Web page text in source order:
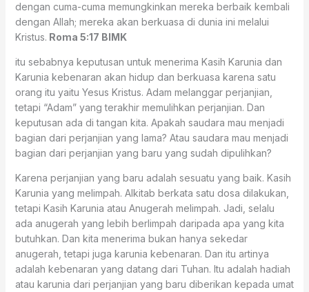
dengan cuma-cuma memungkinkan mereka berbaik kembali
dengan Allah; mereka akan berkuasa di dunia ini melalui
Kristus. Roma 5:17 BIMK
itu sebabnya keputusan untuk menerima Kasih Karunia dan
Karunia kebenaran akan hidup dan berkuasa karena satu
orang itu yaitu Yesus Kristus. Adam melanggar perjanjian,
tetapi “Adam” yang terakhir memulihkan perjanjian. Dan
keputusan ada di tangan kita. Apakah saudara mau menjadi
bagian dari perjanjian yang lama? Atau saudara mau menjadi
bagian dari perjanjian yang baru yang sudah dipulihkan?
Karena perjanjian yang baru adalah sesuatu yang baik. Kasih
Karunia yang melimpah. Alkitab berkata satu dosa dilakukan,
tetapi Kasih Karunia atau Anugerah melimpah. Jadi, selalu
ada anugerah yang lebih berlimpah daripada apa yang kita
butuhkan. Dan kita menerima bukan hanya sekedar
anugerah, tetapi juga karunia kebenaran. Dan itu artinya
adalah kebenaran yang datang dari Tuhan. Itu adalah hadiah
atau karunia dari perjanjian yang baru diberikan kepada umat